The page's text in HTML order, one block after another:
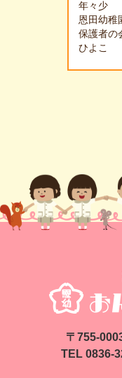
年々少
恩田幼稚
保護者の
ひよこ
〒755-
TEL 0836-